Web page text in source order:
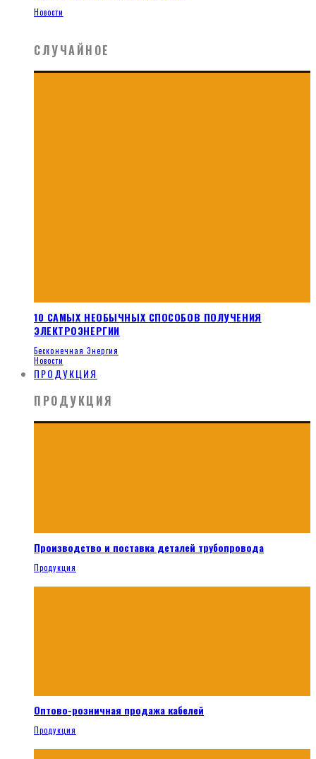
Новости
СЛУЧАЙНОЕ
10 САМЫХ НЕОБЫЧНЫХ СПОСОБОВ ПОЛУЧЕНИЯ
ЭЛЕКТРОЭНЕРГИИ
Бесконечная Энергия
Новости
ПРОДУКЦИЯ
ПРОДУКЦИЯ
Производство и поставка деталей трубопровода
Продукция
Оптово-розничная продажа кабелей
Продукция